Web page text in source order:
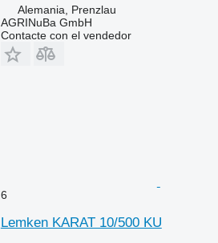
Alemania, Prenzlau
AGRINuBa GmbH
Contacte con el vendedor
6
Lemken KARAT 10/500 KU